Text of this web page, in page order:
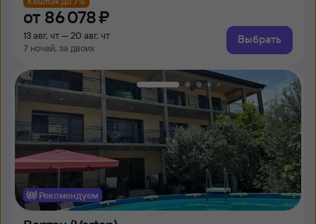
от 86 ⁠078 ⁠₽
13 авг, чт — 20 авг, чт
7 ночей, за двоих
Выбрать
Рекомендуем